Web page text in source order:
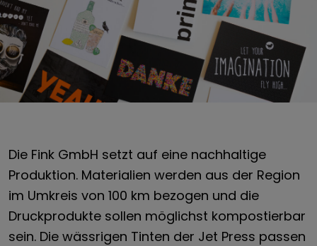
Die Fink GmbH setzt auf eine nachhaltige
Produktion. Materialien werden aus der Region
im Umkreis von 100 km bezogen und die
Druckprodukte sollen möglichst kompostierbar
sein. Die wässrigen Tinten der Jet Press passen